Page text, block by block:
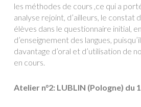
les méthodes de cours ,ce qui a
analyse rejoint, d’ailleurs, le constat
élèves dans le questionnaire initial,
d’enseignement des langues,
davantage d’oral et d’utilisation de
en cours.
Atelier n°2: LUBLIN (Pologne) du